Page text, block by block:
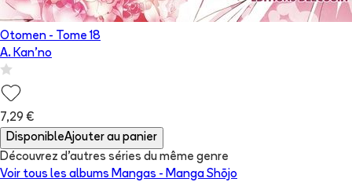
Otomen - Tome 18
A. Kan'no
7,29 €
DisponibleAjouter au panier
Découvrez d'autres séries du même genre
Voir tous les albums Mangas - Manga Shōjo